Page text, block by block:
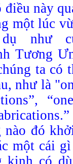
này
một lúc
như
Tương
ta có
như là
đó
một cái